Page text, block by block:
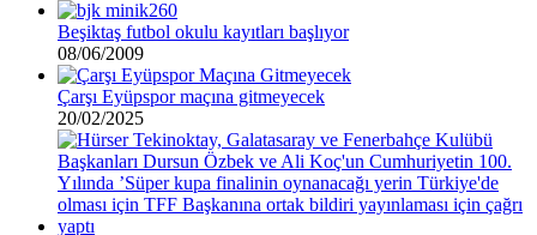
Beşiktaş futbol okulu kayıtları başlıyor
08/06/2009
Çarşı Eyüpspor maçına gitmeyecek
20/02/2025